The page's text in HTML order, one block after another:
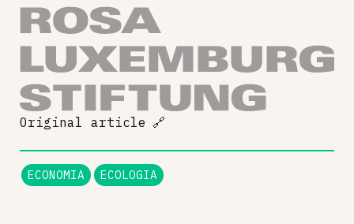
Original article 🔗
ECONOMIA ECOLOGIA